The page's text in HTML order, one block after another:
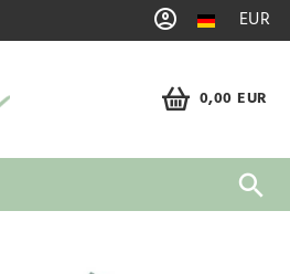
EUR
0,00 EUR